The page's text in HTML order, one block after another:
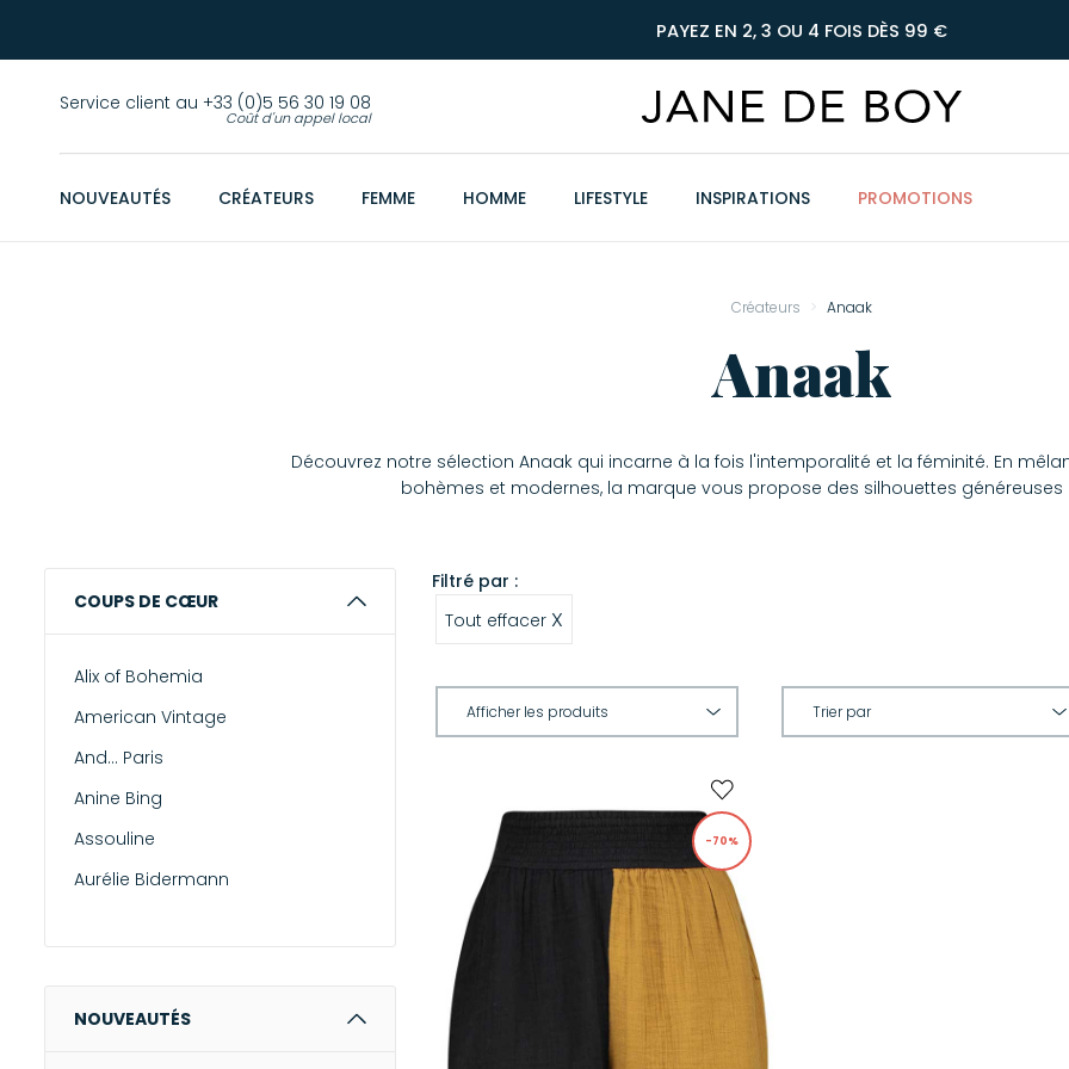
PAYEZ EN 2, 3 OU 4 FOIS DÈS 99 €
Service client au +33 (0)5 56 30 19 08
Coût d'un appel local
NOUVEAUTÉS CRÉATEURS FEMME HOMME LIFESTYLE INSPIRATIONS PROMOTIONS
Créateurs Anaak
Anaak
Découvrez notre sélection Anaak qui incarne à la fois l'intemporalité et la féminité. En
bohèmes et modernes, la marque vous propose des silhouettes
COUPS DE CŒUR
Alix of Bohemia
American Vintage
And... Paris
Anine Bing
Assouline
Aurélie Bidermann
NOUVEAUTÉS
Filtré par :
Tout effacer X
-70%